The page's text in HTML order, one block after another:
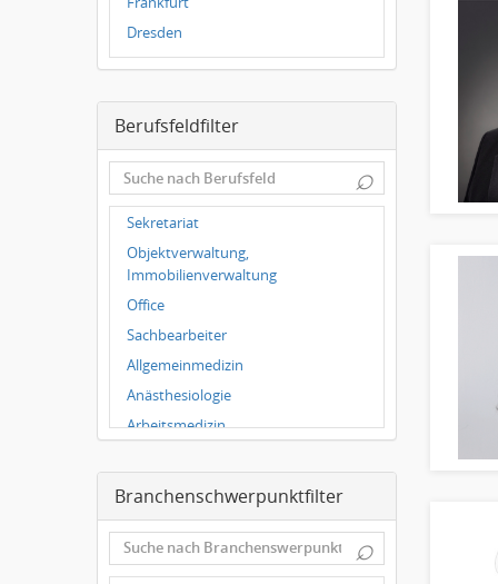
Dresden
Magdeburg
Dortmund
Wuppertal
Hallbergmoos
Würzburg
Grünwald
Ulm
Bielefeld
Hannover
Duisburg
Berufsfeldfilter
⌕
Sekretariat
Objektverwaltung,
Immobilienverwaltung
Office
Sachbearbeiter
Allgemeinmedizin
Anästhesiologie
Arbeitsmedizin
Chirurgie
Frauenheilkunde, Geburtshilfe
Hals-Nasen-Ohrenheilkunde
Hautkrankheiten,
Branchenschwerpunktfilter
⌕